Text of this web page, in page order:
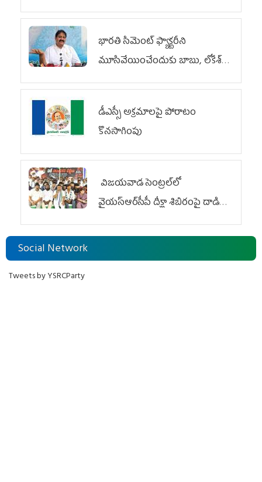
భారతి సిమెంట్ ఫ్యాక్టరీని
మూసివేయించేందుకు బాబు, లోకేశ్
కుట్ర
డీఎస్సీ అక్రమాలపై పోరాటం
కొనసాగింపు
విజయవాడ సెంట్రల్‌లో
వైయ‌స్ఆర్‌సీపీ దీక్షా శిబిరంపై దాడి
దుర్మార్గం
Social Network
Tweets by YSRCParty